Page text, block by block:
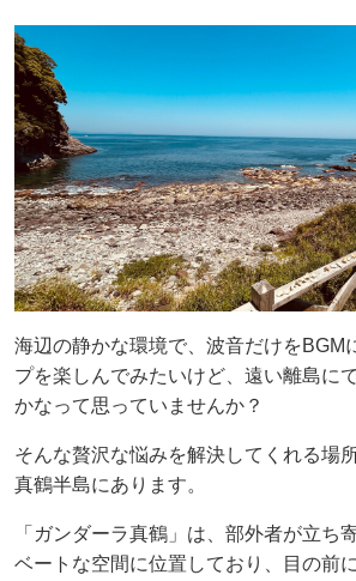
海辺の静かな環境で、波音だけをBGM
プを楽しんでみたいけど、遠い離島に
かなって思っていませんか？
そんな贅沢な悩みを解決してくれる場
真鶴半島にあります。
「ガンダーラ真鶴」は、部外者が立ち
ベートな空間に位置しており、目の前